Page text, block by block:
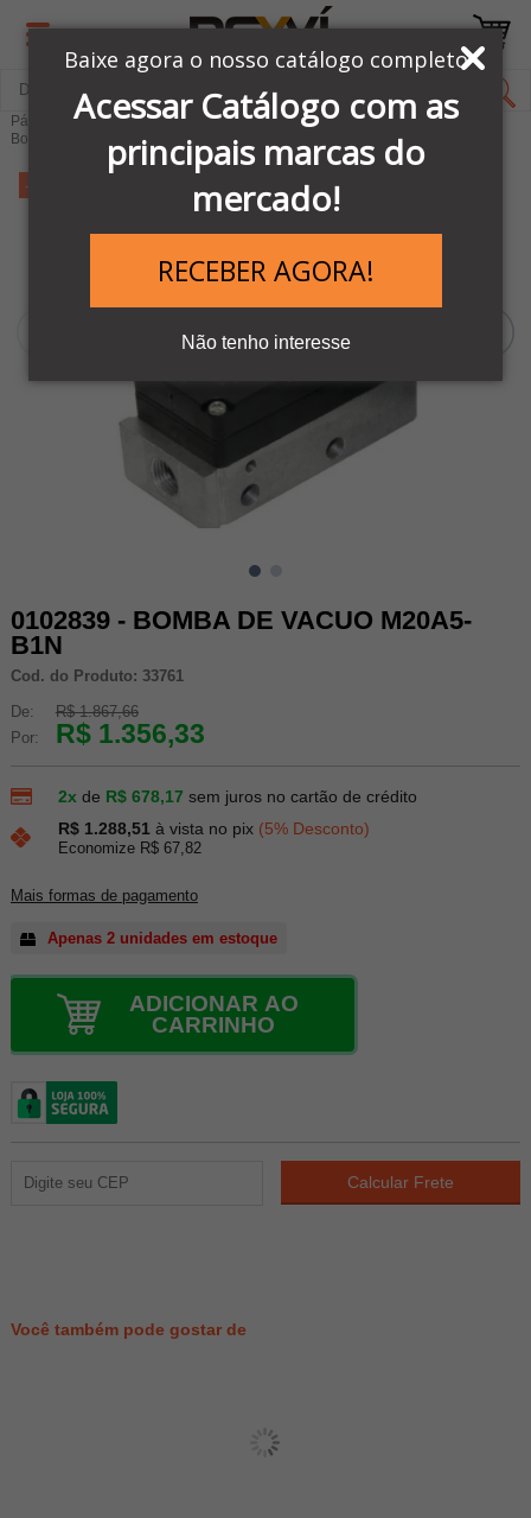
Baixe agora o nosso catálogo completo
Acessar Catálogo com as
principais marcas do
mercado!
RECEBER AGORA!
Não tenho interesse
Página Inicial
LINHA VENTOSAS E BOMBAS PIAB
Bombas e Ejetores de Vácuo
-27%
0102839 - BOMBA DE VACUO M20A5-
B1N
Cod. do Produto: 33761
De:
R$ 1.867,66
Por:
R$ 1.356,33
2x de R$ 678,17 sem juros no cartão de crédito
R$ 1.288,51 à vista no pix (5% Desconto)
Economize R$ 67,82
Mais formas de pagamento
Apenas 2 unidades em estoque
ADICIONAR AO
CARRINHO
Você também pode gostar de